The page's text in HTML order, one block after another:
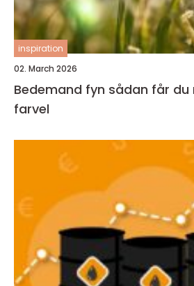
inspiration
02. March 2026
Bedemand fyn sådan får du ro til det sidste
farvel